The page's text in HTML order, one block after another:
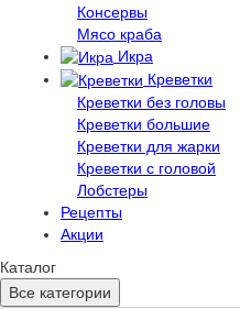
Консервы
Мясо краба
Икра
Креветки
Креветки без головы
Креветки большие
Креветки для жарки
Креветки с головой
Лобстеры
Рецепты
Акции
Каталог
Все категории